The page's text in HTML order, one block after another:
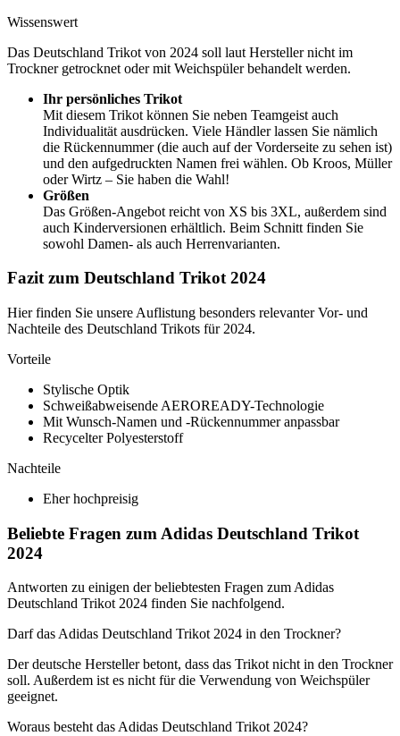
Wissenswert
Das Deutschland Trikot von 2024 soll laut Hersteller nicht im
Trockner getrocknet oder mit Weichspüler behandelt werden.
Ihr persönliches Trikot
Mit diesem Trikot können Sie neben Teamgeist auch
Individualität ausdrücken. Viele Händler lassen Sie nämlich
die Rückennummer (die auch auf der Vorderseite zu sehen ist)
und den aufgedruckten Namen frei wählen. Ob Kroos, Müller
oder Wirtz – Sie haben die Wahl!
Größen
Das Größen-Angebot reicht von XS bis 3XL, außerdem sind
auch Kinderversionen erhältlich. Beim Schnitt finden Sie
sowohl Damen- als auch Herrenvarianten.
Fazit zum Deutschland Trikot 2024
Hier finden Sie unsere Auflistung besonders relevanter Vor- und
Nachteile des Deutschland Trikots für 2024.
Vorteile
Stylische Optik
Schweißabweisende AEROREADY-Technologie
Mit Wunsch-Namen und -Rückennummer anpassbar
Recycelter Polyesterstoff
Nachteile
Eher hochpreisig
Beliebte Fragen zum Adidas Deutschland Trikot
2024
Antworten zu einigen der beliebtesten Fragen zum Adidas
Deutschland Trikot 2024 finden Sie nachfolgend.
Darf das Adidas Deutschland Trikot 2024 in den Trockner?
Der deutsche Hersteller betont, dass das Trikot nicht in den Trockner
soll. Außerdem ist es nicht für die Verwendung von Weichspüler
geeignet.
Woraus besteht das Adidas Deutschland Trikot 2024?